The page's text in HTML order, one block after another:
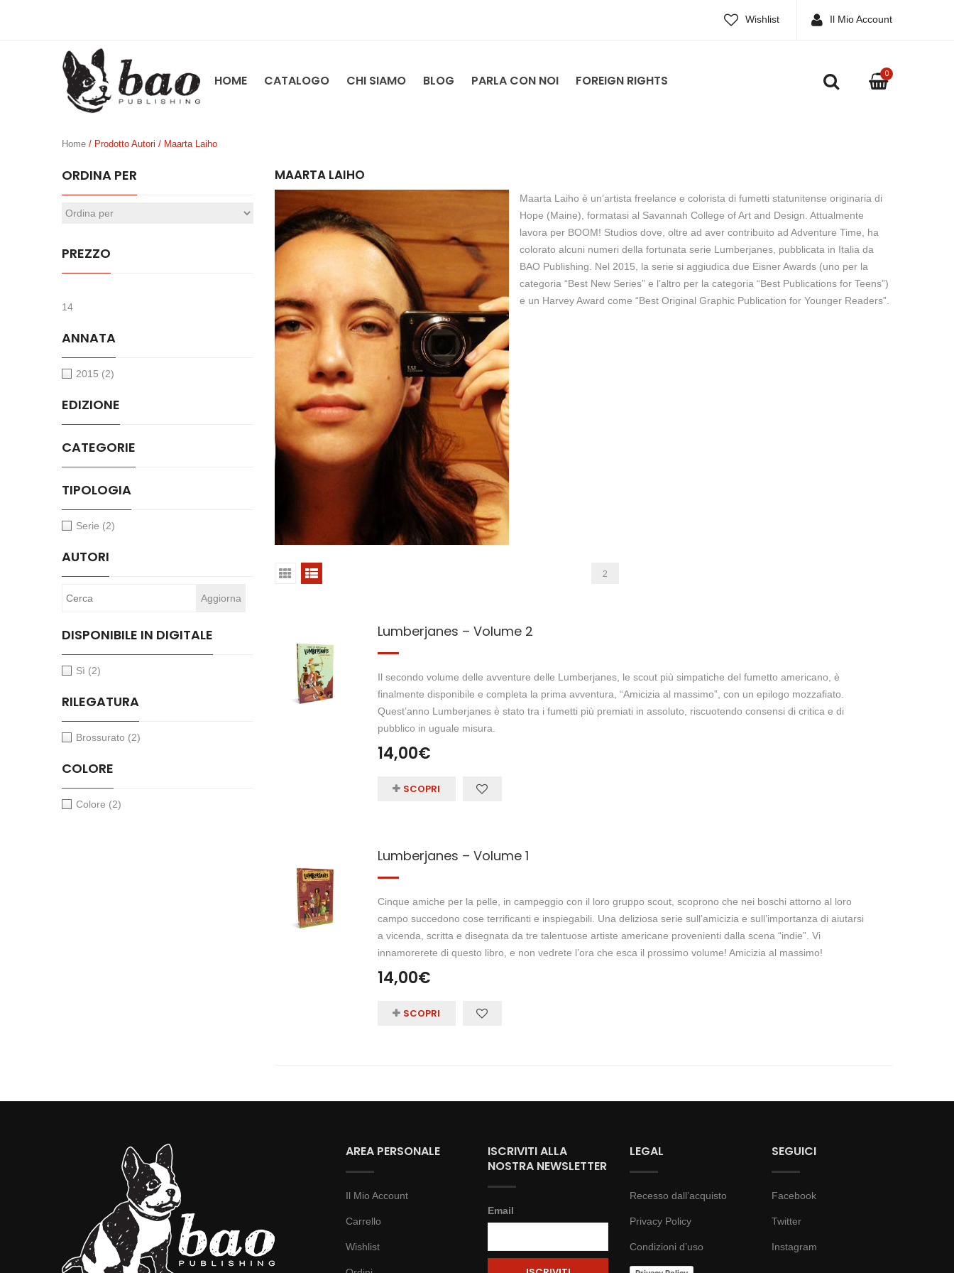
Wishlist Il Mio Account
HOME CATALOGO CHI SIAMO BLOG PARLA CON NOI FOREIGN RIGHTS 0
Home / Prodotto Autori / Maarta Laiho
ORDINA PER
PREZZO
14
ANNATA
2015 (2)
EDIZIONE
CATEGORIE
TIPOLOGIA
Serie (2)
AUTORI
DISPONIBILE IN DIGITALE
Sì (2)
RILEGATURA
Brossurato (2)
COLORE
Colore (2)
MAARTA LAIHO
Maarta Laiho è un’artista freelance e colorista di fumetti statunitense originaria di
Hope (Maine), formatasi al Savannah College of Art and Design. Attualmente
lavora per BOOM! Studios dove, oltre ad aver contribuito ad Adventure Time, ha
colorato alcuni numeri della fortunata serie Lumberjanes, pubblicata in Italia da
BAO Publishing. Nel 2015, la serie si aggiudica due Eisner Awards (uno per la
categoria “Best New Series” e l’altro per la categoria “Best Publications for Teens”)
e un Harvey Award come “Best Original Graphic Publication for Younger Readers”.
2
Lumberjanes – Volume 2
Il secondo volume delle avventure delle Lumberjanes, le scout più simpatiche del fumetto americano, è
finalmente disponibile e completa la prima avventura, “Amicizia al massimo”, con un epilogo mozzafiato.
Quest’anno Lumberjanes è stato tra i fumetti più premiati in assoluto, riscuotendo consensi di critica e di
pubblico in uguale misura.
14,00€
SCOPRI
Lumberjanes – Volume 1
Cinque amiche per la pelle, in campeggio con il loro gruppo scout, scoprono che nei boschi attorno al loro
campo succedono cose terrificanti e inspiegabili. Una deliziosa serie sull’amicizia e sull’importanza di aiutarsi
a vicenda, scritta e disegnata da tre talentuose artiste americane provenienti dalla scena “indie”. Vi
innamorerete di questo libro, e non vedrete l’ora che esca il prossimo volume! Amicizia al massimo!
14,00€
SCOPRI
AREA PERSONALE
Il Mio Account
Carrello
Wishlist
ISCRIVITI ALLA
NOSTRA NEWSLETTER
Email
LEGAL
Recesso dall’acquisto
Privacy Policy
Condizioni d’uso
SEGUICI
Facebook
Twitter
Instagram